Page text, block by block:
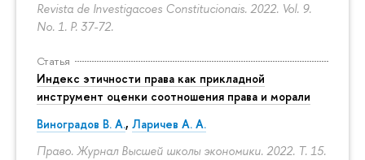
Revista de Investigacoes Constitucionais. 2022. Vol. 9.
No. 1. P. 37-72.
Статья
Индекс этичности права как прикладной
инструмент оценки соотношения права и морали
Виноградов В. А., Ларичев А. А.
Право. Журнал Высшей школы экономики. 2022. Т. 15.